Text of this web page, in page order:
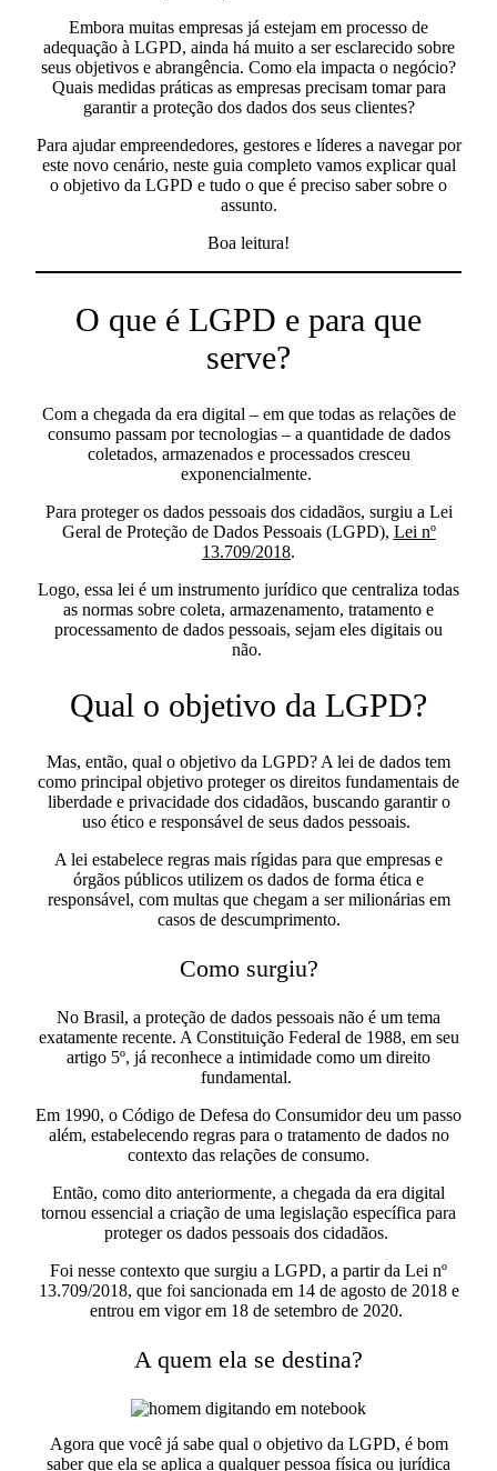
Embora muitas empresas já estejam em processo de
adequação à LGPD, ainda há muito a ser esclarecido sobre
seus objetivos e abrangência. Como ela impacta o negócio?
Quais medidas práticas as empresas precisam tomar para
garantir a proteção dos dados dos seus clientes?
Para ajudar empreendedores, gestores e líderes a navegar por
este novo cenário, neste guia completo vamos explicar qual
o objetivo da LGPD e tudo o que é preciso saber sobre o
assunto.
Boa leitura!
O que é LGPD e para que
serve?
Com a chegada da era digital – em que todas as relações de
consumo passam por tecnologias – a quantidade de dados
coletados, armazenados e processados cresceu
exponencialmente.
Para proteger os dados pessoais dos cidadãos, surgiu a Lei
Geral de Proteção de Dados Pessoais (LGPD), Lei nº
13.709/2018.
Logo, essa lei é um instrumento jurídico que centraliza todas
as normas sobre coleta, armazenamento, tratamento e
processamento de dados pessoais, sejam eles digitais ou
não.
Qual o objetivo da LGPD?
Mas, então, qual o objetivo da LGPD? A lei de dados tem
como principal objetivo proteger os direitos fundamentais de
liberdade e privacidade dos cidadãos, buscando garantir o
uso ético e responsável de seus dados pessoais.
A lei estabelece regras mais rígidas para que empresas e
órgãos públicos utilizem os dados de forma ética e
responsável, com multas que chegam a ser milionárias em
casos de descumprimento.
Como surgiu?
No Brasil, a proteção de dados pessoais não é um tema
exatamente recente. A Constituição Federal de 1988, em seu
artigo 5º, já reconhece a intimidade como um direito
fundamental.
Em 1990, o Código de Defesa do Consumidor deu um passo
além, estabelecendo regras para o tratamento de dados no
contexto das relações de consumo.
Então, como dito anteriormente, a chegada da era digital
tornou essencial a criação de uma legislação específica para
proteger os dados pessoais dos cidadãos.
Foi nesse contexto que surgiu a LGPD, a partir da Lei nº
13.709/2018, que foi sancionada em 14 de agosto de 2018 e
entrou em vigor em 18 de setembro de 2020.
A quem ela se destina?
Agora que você já sabe qual o objetivo da LGPD, é bom
saber que ela se aplica a qualquer pessoa física ou jurídica